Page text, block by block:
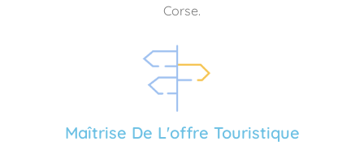
Corse.
Maîtrise De L'offre Touristique